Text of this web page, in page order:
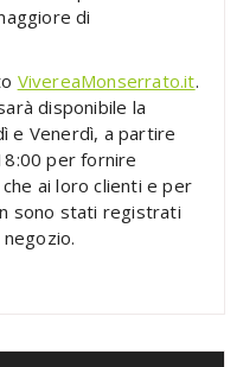
di
VivereaMonserrato.it.
disponibile la
e Venerdì, a partire
per fornire
ai loro clienti e per
sono stati registrati